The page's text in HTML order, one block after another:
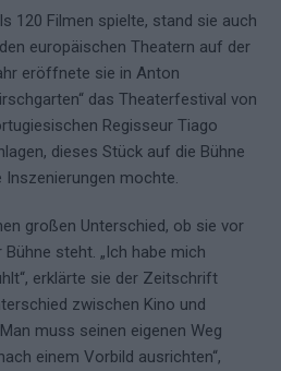
120 Filmen spielte, stand sie auch
europäischen Theatern auf der
eröffnete sie in Anton
das Theaterfestival von
Regisseur Tiago
dieses Stück auf die Bühne
Inszenierungen mochte.
großen Unterschied, ob sie vor
steht. „Ich habe mich
erklärte sie der Zeitschrift
zwischen Kino und
muss seinen eigenen Weg
einem Vorbild ausrichten“,